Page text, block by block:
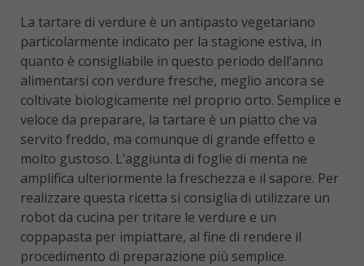
La tartare di verdure è un antipasto vegetariano
particolarmente indicato per la stagione estiva, in
quanto è consigliabile in questo periodo dell’anno
alimentarsi con verdure fresche, meglio ancora se
coltivate biologicamente nel proprio orto. Semplice e
veloce da preparare, la tartare è un piatto che va
servito freddo, ma comunque di grande effetto e
molto gustoso. L’aggiunta di foglie di menta ne
amplifica ulteriormente la freschezza e il sapore. Per
realizzare questa ricetta si consiglia di utilizzare un
robot da cucina per tritare le verdure e un
coppapasta per impiattare, al fine di rendere il
procedimento di preparazione più semplice.